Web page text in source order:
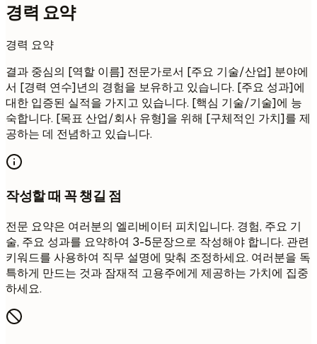
경력 요약
경력 요약
결과 중심의 [역할 이름] 전문가로서 [주요 기술/산업] 분야에
서 [경력 연수]년의 경험을 보유하고 있습니다. [주요 성과]에
대한 입증된 실적을 가지고 있습니다. [핵심 기술/기술]에 능
숙합니다. [목표 산업/회사 유형]을 위해 [구체적인 가치]를 제
공하는 데 전념하고 있습니다.
작성할 때 꼭 챙길 점
전문 요약은 여러분의 엘리베이터 피치입니다. 경험, 주요 기
술, 주요 성과를 요약하여 3-5문장으로 작성해야 합니다. 관련
키워드를 사용하여 직무 설명에 맞춰 조정하세요. 여러분을 독
특하게 만드는 것과 잠재적 고용주에게 제공하는 가치에 집중
하세요.